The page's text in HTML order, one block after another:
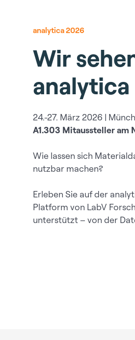
analytica 2026
Wir
analytica
24.-27. März 2026 |
A1.303 Mitaussteller am
Wie lassen sich
nutzbar machen?
Erleben Sie auf der
Platform von LabV
unterstützt – von der